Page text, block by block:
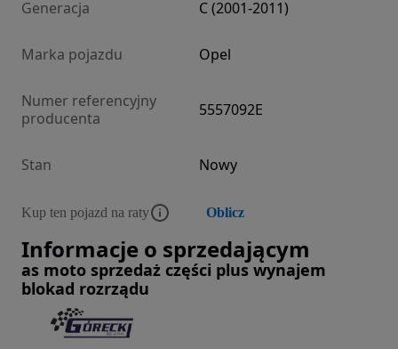
Generacja C (2001-2011)
Marka pojazdu Opel
Numer referencyjny
producenta
5557092E
Stan Nowy
Kup ten pojazd na raty Oblicz
Informacje o sprzedającym
as moto sprzedaż części plus wynajem
blokad rozrządu